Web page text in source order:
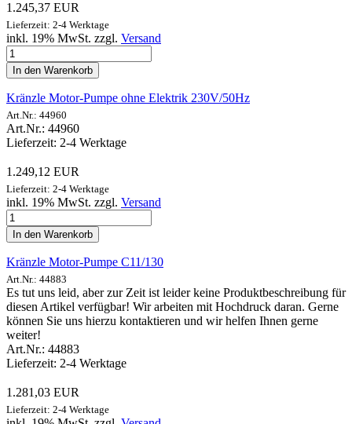
1.245,37 EUR
Lieferzeit: 2-4 Werktage
inkl. 19% MwSt. zzgl. Versand
In den Warenkorb
Kränzle Motor-Pumpe ohne Elektrik 230V/50Hz
Art.Nr.: 44960
Art.Nr.: 44960
Lieferzeit: 2-4 Werktage
1.249,12 EUR
Lieferzeit: 2-4 Werktage
inkl. 19% MwSt. zzgl. Versand
In den Warenkorb
Kränzle Motor-Pumpe C11/130
Art.Nr.: 44883
Es tut uns leid, aber zur Zeit ist leider keine Produktbeschreibung für
diesen Artikel verfügbar! Wir arbeiten mit Hochdruck daran. Gerne
können Sie uns hierzu kontaktieren und wir helfen Ihnen gerne
weiter!
Art.Nr.: 44883
Lieferzeit: 2-4 Werktage
1.281,03 EUR
Lieferzeit: 2-4 Werktage